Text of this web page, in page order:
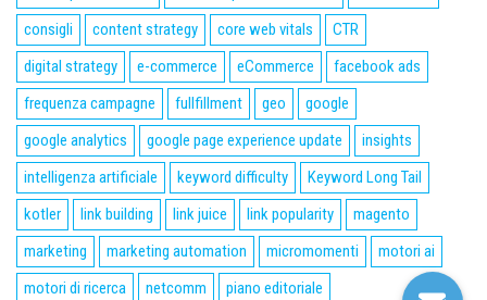
consigli
content strategy core web vitals
CTR
digital strategy
e-commerce eCommerce
facebook ads
frequenza campagne
fullfillment geo
google
google analytics
google page experience update
insights
intelligenza artificiale
keyword difficulty
Keyword Long Tail
kotler
link building link juice link popularity
magento
marketing
marketing automation micromomenti
motori ai
motori di ricerca
netcomm
piano editoriale